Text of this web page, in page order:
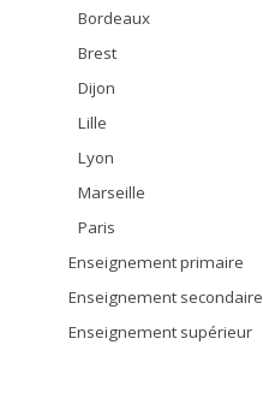
Bordeaux
Brest
Dijon
Lille
Lyon
Marseille
Paris
Enseignement primaire
Enseignement secondaire
Enseignement supérieur